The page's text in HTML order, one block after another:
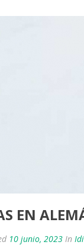
EN
10 junio, 2023 In